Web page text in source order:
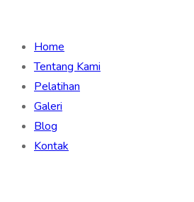
Home
Tentang Kami
Pelatihan
Galeri
Blog
Kontak